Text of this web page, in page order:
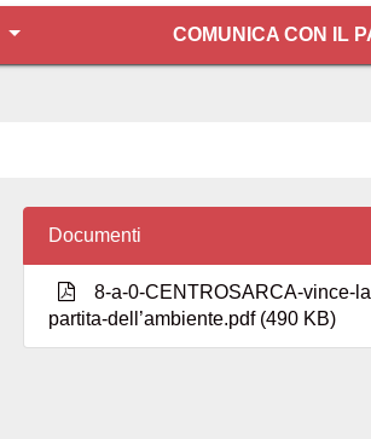
COMUNICA CON IL
Documenti
8-a-0-CENTROSARCA-vince-
partita-dell’ambiente.pdf (490 KB)